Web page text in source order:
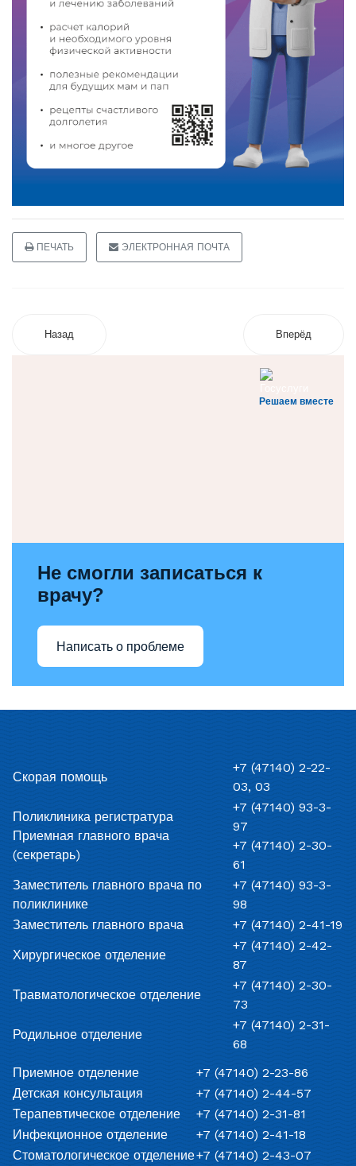
ПЕЧАТЬ ЭЛЕКТРОННАЯ ПОЧТА
Назад Вперёд
Решаем вместе
Не смогли записаться к
врачу?
Написать о проблеме
Скорая помощь
+7 (47140) 2-22-
03, 03
Поликлиника регистратура
Приемная главного врача
(секретарь)
+7 (47140) 93-3-
97
+7 (47140) 2-30-
61
Заместитель главного врача по
поликлинике
+7 (47140) 93-3-
98
Заместитель главного врача
+7 (47140) 2-41-19
Хирургическое отделение
+7 (47140) 2-42-
87
Травматологическое отделение
+7 (47140) 2-30-
73
Родильное отделение
+7 (47140) 2-31-
68
Приемное отделение
+7 (47140) 2-23-86
Детская консультация
+7 (47140) 2-44-57
Терапевтическое отделение
+7 (47140) 2-31-81
Инфекционное отделение
+7 (47140) 2-41-18
Стоматологическое отделение+7 (47140) 2-43-07